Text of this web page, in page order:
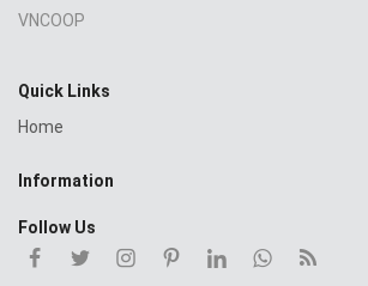
VNCOOP
Quick Links
Home
Information
Follow Us